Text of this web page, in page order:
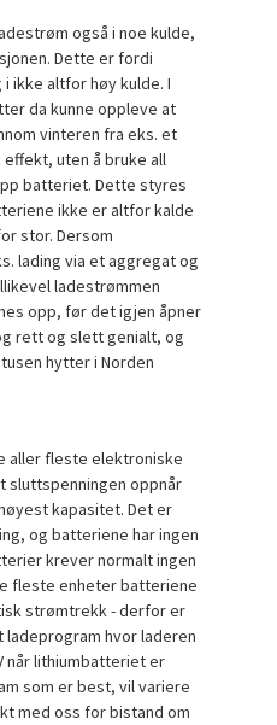
også i noe kulde,
Dette er fordi
ikke altfor høy kulde. I
da kunne oppleve at
vinteren fra eks. et
uten å bruke all
batteriet. Dette styres
ikke er altfor kalde
stor. Dersom
lading via et aggregat og
ladestrømmen
opp, før det igjen åpner
rett og slett genialt, og
hytter i Norden
aller fleste elektroniske
sluttspenningen oppnår
kapasitet. Det er
og batteriene har ingen
krever normalt ingen
fleste enheter batteriene
strømtrekk - derfor er
hvor laderen
når lithiumbatteriet er
som er best, vil variere
med oss for bistand om